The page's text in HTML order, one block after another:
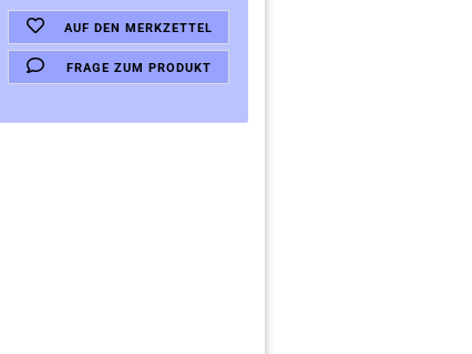
AUF DEN MERKZETTEL
FRAGE ZUM PRODUKT